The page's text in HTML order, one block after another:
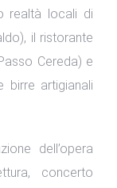
realtà locali di
il ristorante
Cereda) e
birre artigianali
dell’opera
concerto